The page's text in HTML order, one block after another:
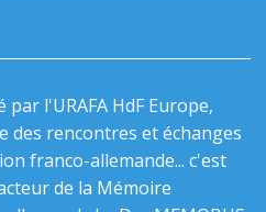
par l'URAFA HdF Europe,
des rencontres et échanges
franco-allemande... c'est
de la Mémoire